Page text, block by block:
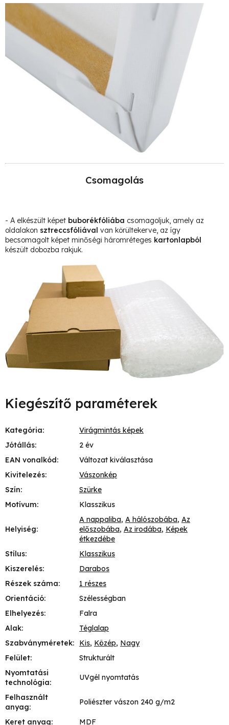
Csomagolás
- A elkészült képet buborékfóliába csomagoljuk, amely az
oldalakon sztreccsfóliával van körültekerve, az így
becsomagolt képet minőségi háromréteges kartonlapból
készült dobozba rakjuk.
Kiegészítő paraméterek
Kategória:
Virágmintás képek
Jótállás:
2 év
EAN vonalkód:
Változat kiválasztása
Kivitelezés:
Vászonkép
Szín:
Szürke
Motívum: Klasszikus
Helyiség:
A nappaliba, A hálószobába, Az
előszobába, Az irodába, Képek
étkezdébe
Stílus:
Klasszikus
Kiszerelés:
Darabos
Részek száma:
1 részes
Orientáció:
Szélességban
Elhelyezés:
Falra
Alak:
Téglalap
Szabványméretek: Kis, Közép, Nagy
Felület:
Strukturált
Nyomtatási
technológia:
UVgél nyomtatás
Felhasznált
anyag:
Poliészter vászon 240 g/m2
Keret anyag: MDF